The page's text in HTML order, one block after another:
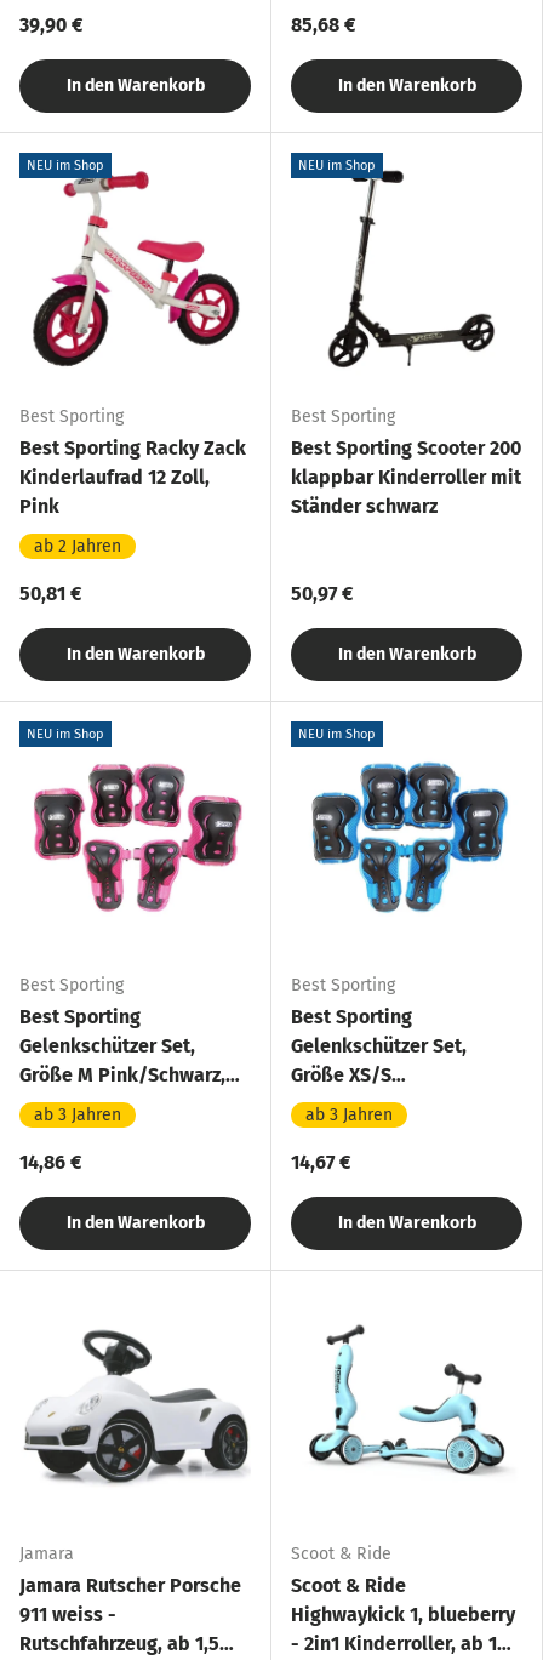
39,90 €
In den Warenkorb
85,68 €
In den Warenkorb
NEU im Shop
Best Sporting
Best Sporting Racky Zack
Kinderlaufrad 12 Zoll,
Pink
ab 2 Jahren
50,81 €
In den Warenkorb
NEU im Shop
Best Sporting
Best Sporting Scooter 200
klappbar Kinderroller mit
Ständer schwarz
50,97 €
In den Warenkorb
NEU im Shop
Best Sporting
Best Sporting
Gelenkschützer Set,
Größe M Pink/Schwarz,
Kinder Inline Skates
Skateboard
ab 3 Jahren
14,86 €
In den Warenkorb
NEU im Shop
Best Sporting
Best Sporting
Gelenkschützer Set,
Größe XS/S
Blau/Schwarz, Kinder
Inline Skates Skateboard
ab 3 Jahren
14,67 €
In den Warenkorb
Jamara
Jamara Rutscher Porsche
911 weiss -
Rutschfahrzeug, ab 1,5
Scoot & Ride
Scoot & Ride
Highwaykick 1, blueberry
- 2in1 Kinderroller, ab 1